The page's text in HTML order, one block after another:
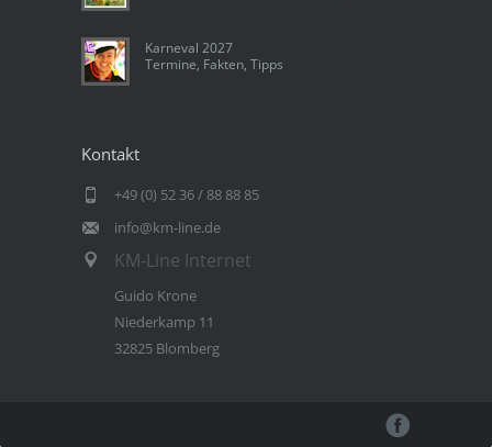
Karneval 2027
Termine, Fakten, Tipps
Kontakt
+49 (0) 52 36 / 88 88 85
info@km-line.de
KM-Line Internet
Guido Krone
Niederkamp 11
32825 Blomberg